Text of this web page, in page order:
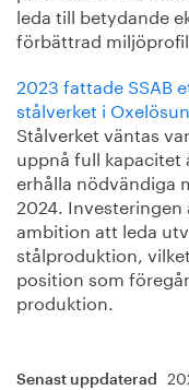
leda till betydande
förbättrad
2023 fattade SSAB
stålverket i
Stålverket väntas
uppnå full kapacitet
erhålla nödvändiga
2024. Investeringen
ambition att leda
stålproduktion,
position som
produktion.
Senast uppdaterad